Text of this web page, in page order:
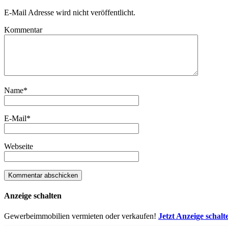
E-Mail Adresse wird nicht veröffentlicht.
Kommentar
Name*
E-Mail*
Webseite
Anzeige schalten
Gewerbeimmobilien vermieten oder verkaufen! Jetzt Anzeige